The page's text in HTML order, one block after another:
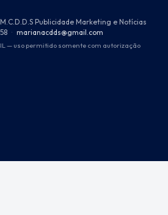
Publicidade Marketing e Notícias
· marianacdds@gmail.com
— uso permitido somente com autorização